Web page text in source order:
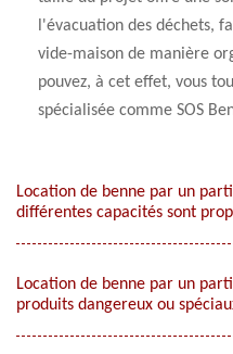
l'évacuation des déchets,
vide-maison de manière
pouvez, à cet effet, vous
spécialisée comme SOS
Location de benne par un
différentes capacités sont
Location de benne par un
produits dangereux ou